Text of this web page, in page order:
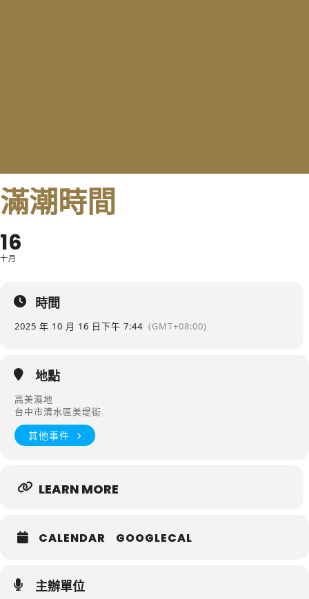
滿潮時間
16
十月
時間
2025 年 10 月 16 日下午 7:44 (GMT+08:00)
地點
高美濕地
台中市清水區美堤街
其他事件
LEARN MORE
CALENDAR GOOGLECAL
主辦單位